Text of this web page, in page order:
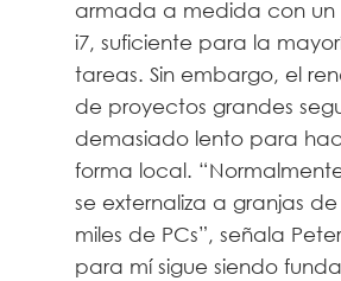
armada a medida con un
i7, suficiente para la
tareas. Sin embargo, el
de proyectos grandes
demasiado lento para
forma local.
se externaliza a granjas
miles de PCs”, señala
para mí sigue siendo